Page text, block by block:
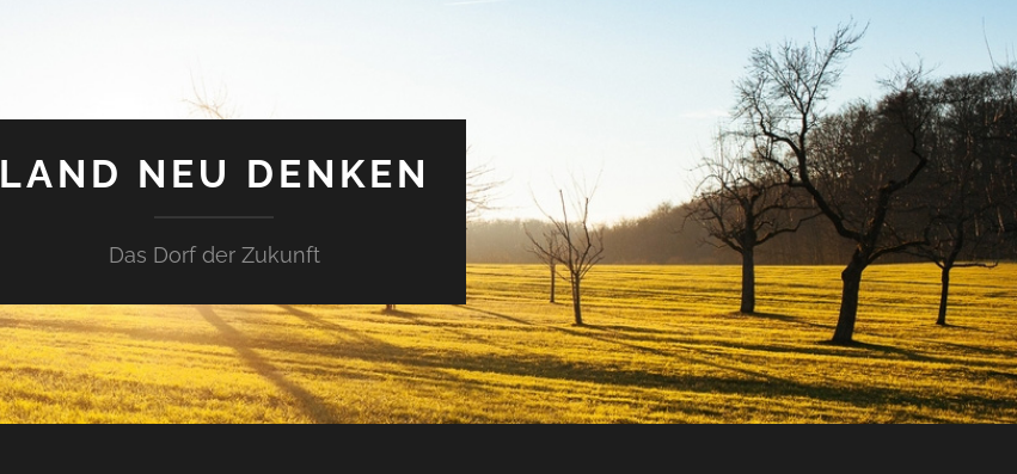
LAND NEU DENKEN
Das Dorf der Zukunft